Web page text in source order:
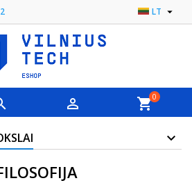
LT 
 shopping_cart0